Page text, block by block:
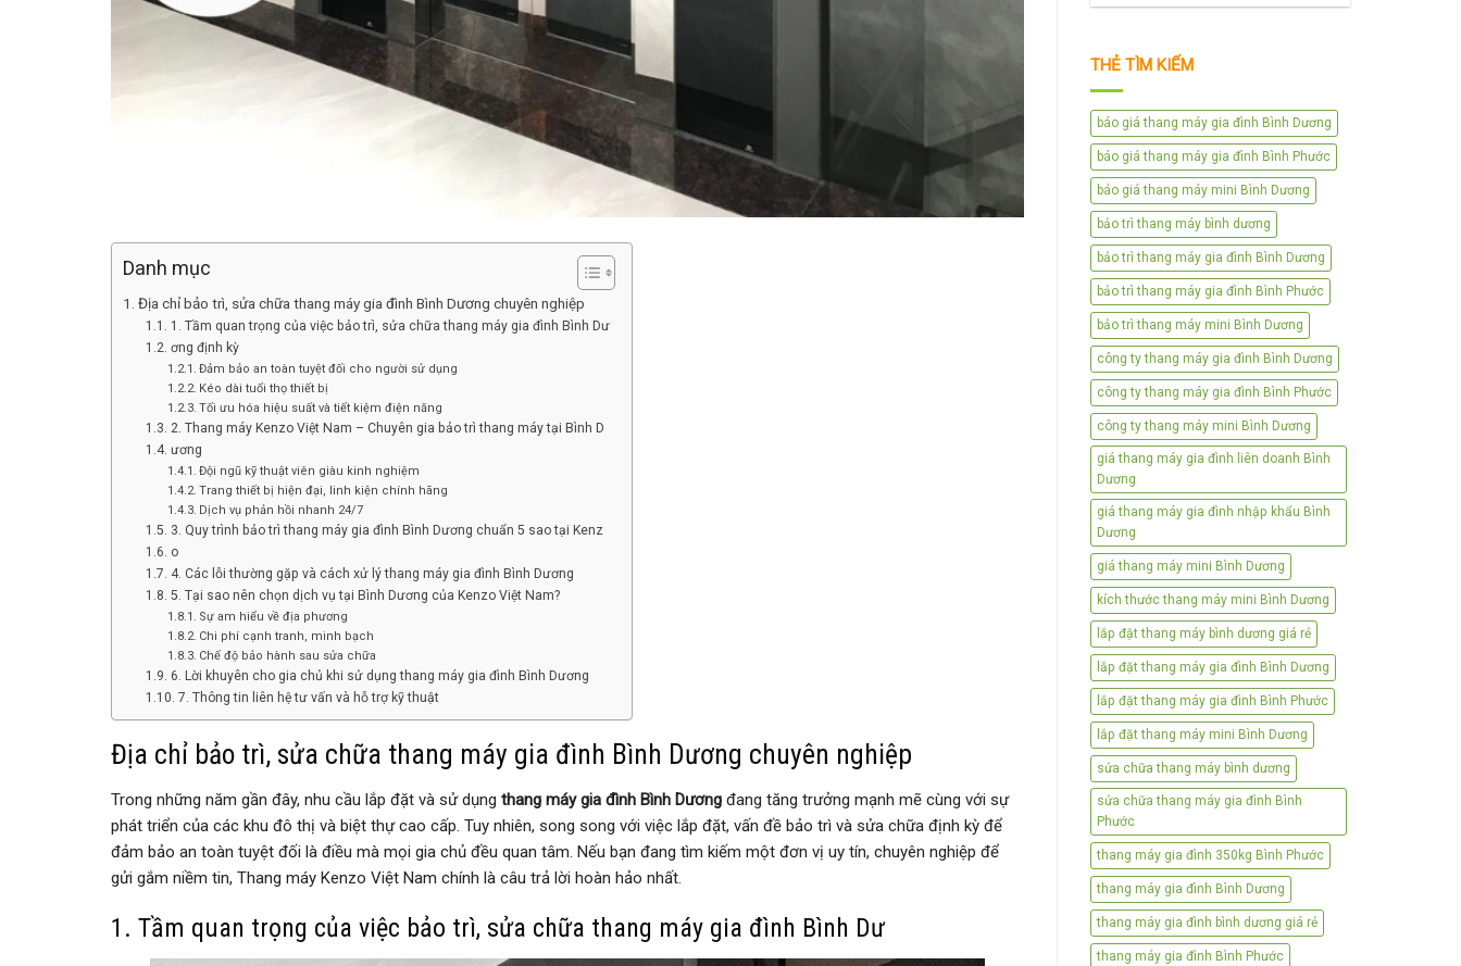
Danh mục
Địa chỉ bảo trì, sửa chữa thang máy gia đình Bình Dương chuyên nghiệp
1. Tầm quan trọng của việc bảo trì, sửa chữa thang máy gia đình Bình Dư
ơng định kỳ
Đảm bảo an toàn tuyệt đối cho người sử dụng
Kéo dài tuổi thọ thiết bị
Tối ưu hóa hiệu suất và tiết kiệm điện năng
2. Thang máy Kenzo Việt Nam – Chuyên gia bảo trì thang máy tại Bình D
ương
Đội ngũ kỹ thuật viên giàu kinh nghiệm
Trang thiết bị hiện đại, linh kiện chính hãng
Dịch vụ phản hồi nhanh 24/7
3. Quy trình bảo trì thang máy gia đình Bình Dương chuẩn 5 sao tại Kenz
o
4. Các lỗi thường gặp và cách xử lý thang máy gia đình Bình Dương
5. Tại sao nên chọn dịch vụ tại Bình Dương của Kenzo Việt Nam?
Sự am hiểu về địa phương
Chi phí cạnh tranh, minh bạch
Chế độ bảo hành sau sửa chữa
6. Lời khuyên cho gia chủ khi sử dụng thang máy gia đình Bình Dương
7. Thông tin liên hệ tư vấn và hỗ trợ kỹ thuật
Địa chỉ bảo trì, sửa chữa thang máy gia đình Bình Dương chuyên nghiệp
Trong những năm gần đây, nhu cầu lắp đặt và sử dụng thang máy gia đình Bình Dương đang tăng trưởng mạnh mẽ cùng với sự
phát triển của các khu đô thị và biệt thự cao cấp. Tuy nhiên, song song với việc lắp đặt, vấn đề bảo trì và sửa chữa định kỳ để
đảm bảo an toàn tuyệt đối là điều mà mọi gia chủ đều quan tâm. Nếu bạn đang tìm kiếm một đơn vị uy tín, chuyên nghiệp để
gửi gắm niềm tin, Thang máy Kenzo Việt Nam chính là câu trả lời hoàn hảo nhất.
1. Tầm quan trọng của việc bảo trì, sửa chữa thang máy gia đình Bình Dư
THẺ TÌM KIẾM
báo giá thang máy gia đình Bình Dương
báo giá thang máy gia đình Bình Phước
báo giá thang máy mini Bình Dương
bảo trì thang máy bình dương
bảo trì thang máy gia đình Bình Dương
bảo trì thang máy gia đình Bình Phước
bảo trì thang máy mini Bình Dương
công ty thang máy gia đình Bình Dương
công ty thang máy gia đình Bình Phước
công ty thang máy mini Bình Dương
giá thang máy gia đình liên doanh Bình
Dương
giá thang máy gia đình nhập khẩu Bình
Dương
giá thang máy mini Bình Dương
kích thước thang máy mini Bình Dương
lắp đặt thang máy bình dương giá rẻ
lắp đặt thang máy gia đình Bình Dương
lắp đặt thang máy gia đình Bình Phước
lắp đặt thang máy mini Bình Dương
sửa chữa thang máy bình dương
sửa chữa thang máy gia đình Bình
Phước
thang máy gia đình 350kg Bình Phước
thang máy gia đình Bình Dương
thang máy gia đình bình dương giá rẻ
thang máy gia đình Bình Phước